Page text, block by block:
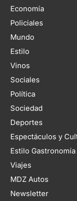
Economía
Policiales
Mundo
Estilo
Vinos
Sociales
Política
Sociedad
Deportes
Espectáculos y
Estilo Gastronomía
Viajes
MDZ Autos
Newsletter